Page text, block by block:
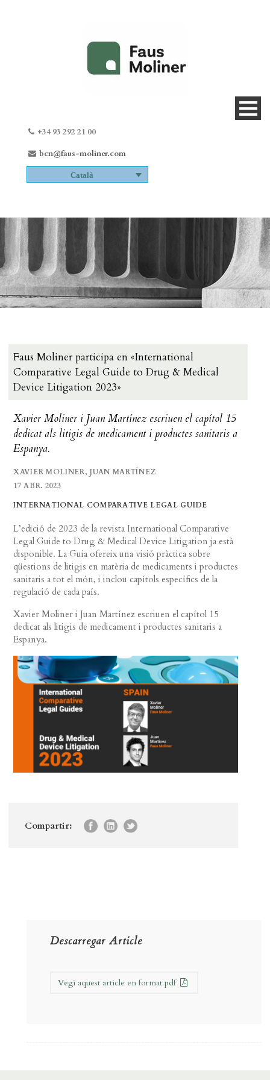
+34 93 292 21 00
bcn@faus-moliner.com
Català
Faus Moliner participa en «International
Comparative Legal Guide to Drug & Medical
Device Litigation 2023»
Xavier Moliner i Juan Martínez escriuen el capítol 15
dedicat als litigis de medicament i productes sanitaris a
Espanya.
XAVIER MOLINER, JUAN MARTÍNEZ
17 ABR. 2023
INTERNATIONAL COMPARATIVE LEGAL GUIDE
L’edició de 2023 de la revista International Comparative
Legal Guide to Drug & Medical Device Litigation ja està
disponible. La Guia ofereix una visió pràctica sobre
qüestions de litigis en matèria de medicaments i productes
sanitaris a tot el món, i inclou capítols específics de la
regulació de cada país.
Xavier Moliner i Juan Martínez escriuen el capítol 15
dedicat als litigis de medicament i productes sanitaris a
Espanya.
Compartir:
Descarregar Article
Vegi aquest article en format pdf